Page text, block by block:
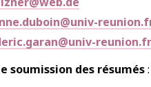
reunion.fr
soumission des résumés